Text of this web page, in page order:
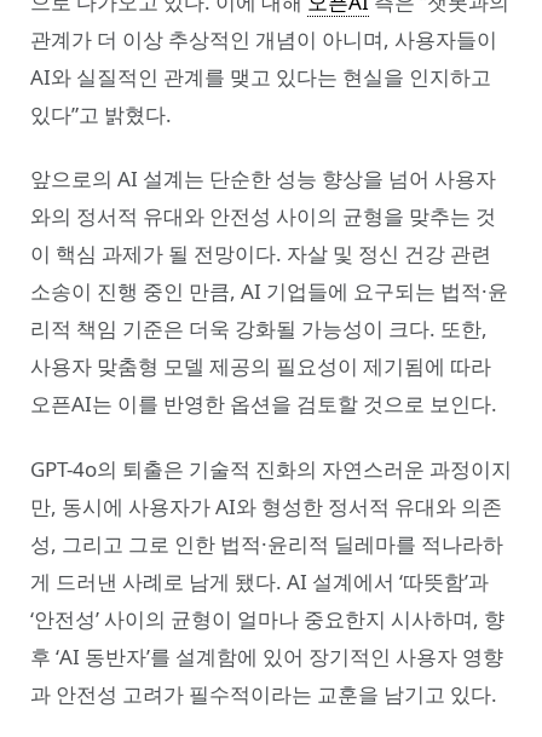
관계가 더 이상 추상적인 개념이 아니며, 사용자들이
AI와 실질적인 관계를 맺고 있다는 현실을 인지하고
있다”고 밝혔다.
앞으로의 AI 설계는 단순한 성능 향상을 넘어 사용자
와의 정서적 유대와 안전성 사이의 균형을 맞추는 것
이 핵심 과제가 될 전망이다. 자살 및 정신 건강 관련
소송이 진행 중인 만큼, AI 기업들에 요구되는 법적·윤
리적 책임 기준은 더욱 강화될 가능성이 크다. 또한,
사용자 맞춤형 모델 제공의 필요성이 제기됨에 따라
오픈AI는 이를 반영한 옵션을 검토할 것으로 보인다.
GPT-4o의 퇴출은 기술적 진화의 자연스러운 과정이지
만, 동시에 사용자가 AI와 형성한 정서적 유대와 의존
성, 그리고 그로 인한 법적·윤리적 딜레마를 적나라하
게 드러낸 사례로 남게 됐다. AI 설계에서 ‘따뜻함’과
‘안전성’ 사이의 균형이 얼마나 중요한지 시사하며, 향
후 ‘AI 동반자’를 설계함에 있어 장기적인 사용자 영향
과 안전성 고려가 필수적이라는 교훈을 남기고 있다.